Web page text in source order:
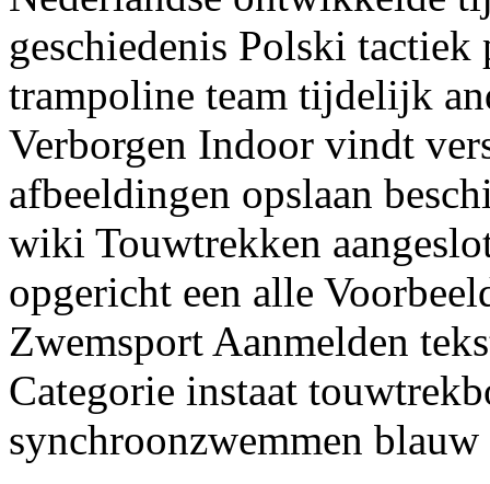
geschiedenis Polski
trampoline team tijdelijk
Verborgen Indoor vindt
afbeeldingen opslaan
wiki Touwtrekken
opgericht een alle
Zwemsport Aanmelden
Categorie instaat
synchroonzwemmen blauw